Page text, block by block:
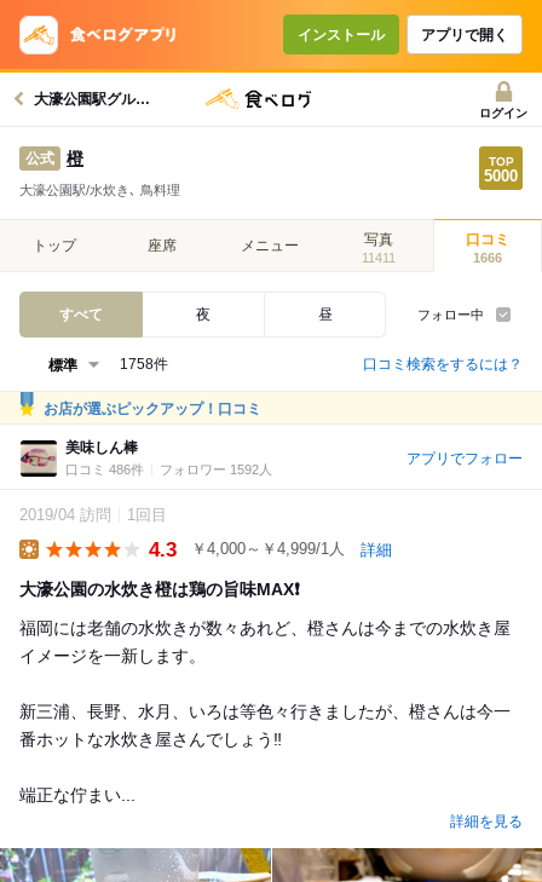
インストール アプリで開く
大濠公園駅グルメへ
ログイン
公式 橙
大濠公園駅/水炊き､ 鳥料理
トップ 座席 メニュー 写真
11411
口コミ
1666
すべて 夜 昼 フォロー中
1758件 口コミ検索をするには？
お店が選ぶピックアップ！口コミ
美味しん棒
口コミ 486件 フォロワー 1592人
アプリでフォロー
2019/04 訪問 1回目
4.3 ￥4,000～￥4,999/1人 詳細
大濠公園の水炊き橙は鶏の旨味MAX❗️
福岡には老舗の水炊きが数々あれど、橙さんは今までの水炊き屋
イメージを一新します。
新三浦、長野、水月、いろは等色々行きましたが、橙さんは今一
番ホットな水炊き屋さんでしょう‼️
端正な佇まい...
詳細を見る